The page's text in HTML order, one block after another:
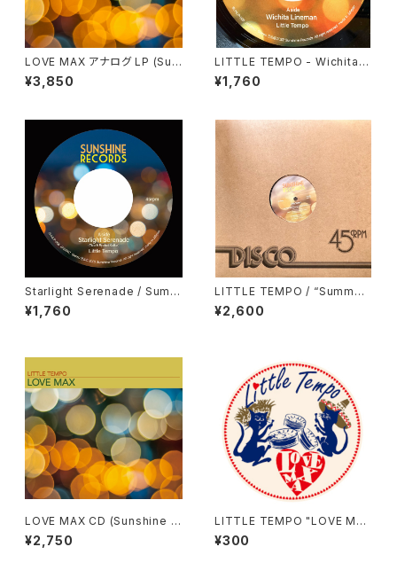
LOVE MAX アナログ LP (Sun
shine Records / SUNLP-00
7)
¥3,850
LITTLE TEMPO - Wichita Li
neman / Wichita Lineman D
UB (SUNSHINE RECORDS -
¥1,760
Starlight Serenade / Summ
er Saudade（7inchシングル /
SUNLP-006）
¥1,760
LITTLE TEMPO / “Summer
Saudade” DJ KENTARO RE
MIX (SUNLP-009)
¥2,600
LOVE MAX CD (Sunshine R
ecords / SUNCD-008)
¥2,750
LITTLE TEMPO "LOVE MA
X" オリジナルステッカー
¥300